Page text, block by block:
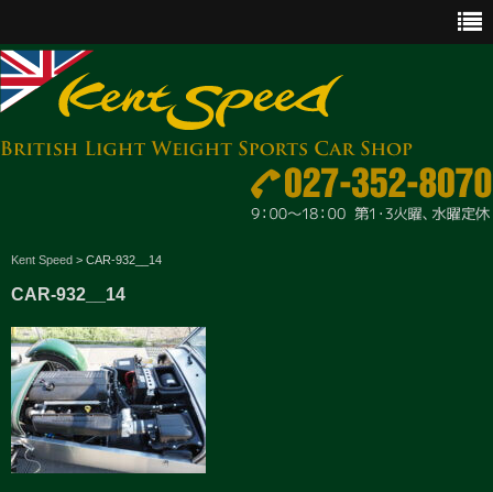
CAR SALES
PARTS
ENGINE MAINTENANCE
OTHER WORKS
GOODS & ACCESSORIES
Kent Speed > CAR-932__14
CAR-932__14